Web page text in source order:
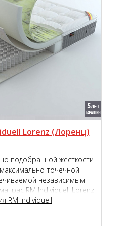
Lorenz (Лоренц)
подобранной жёсткости
точечной
независимым
RM Individuell Lorenz
уровень комфорта во
RM Individuell